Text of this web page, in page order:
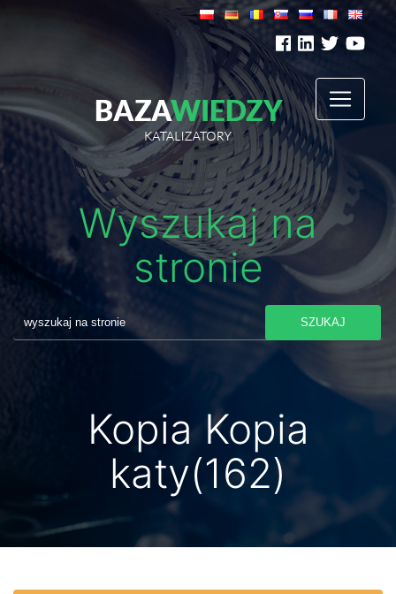
Wyszukaj na
stronie
SZUKAJ
Kopia Kopia
katy(162)